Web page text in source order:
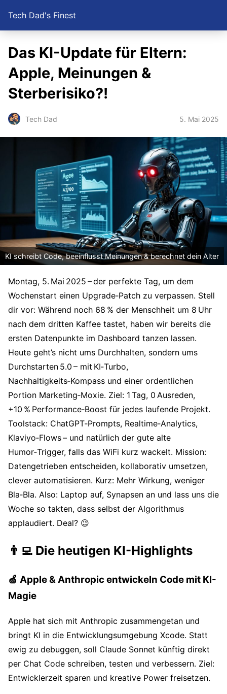
Tech Dad's Finest
Das KI-Update für Eltern:
Apple, Meinungen &
Sterberisiko?!
Tech Dad 5. Mai 2025
KI schreibt Code, beeinflusst Meinungen & berechnet dein Alter
Montag, 5. Mai 2025 – der perfekte Tag, um dem
Wochenstart einen Upgrade‑Patch zu verpassen. Stell
dir vor: Während noch 68 % der Menschheit um 8 Uhr
nach dem dritten Kaffee tastet, haben wir bereits die
ersten Datenpunkte im Dashboard tanzen lassen.
Heute geht’s nicht ums Durchhalten, sondern ums
Durchstarten 5.0 – mit KI‑Turbo,
Nachhaltigkeits‑Kompass und einer ordentlichen
Portion Marketing‑Moxie. Ziel: 1 Tag, 0 Ausreden,
+10 % Performance‑Boost für jedes laufende Projekt.
Toolstack: ChatGPT‑Prompts, Realtime‑Analytics,
Klaviyo‑Flows – und natürlich der gute alte
Humor‑Trigger, falls das WiFi kurz wackelt. Mission:
Datengetrieben entscheiden, kollaborativ umsetzen,
clever automatisieren. Kurz: Mehr Wirkung, weniger
Bla‑Bla. Also: Laptop auf, Synapsen an und lass uns die
Woche so takten, dass selbst der Algorithmus
applaudiert. Deal? 😉
👨‍💻 Die heutigen KI-Highlights
🍏 Apple & Anthropic entwickeln Code mit KI-
Magie
Apple hat sich mit Anthropic zusammengetan und
bringt KI in die Entwicklungsumgebung Xcode. Statt
ewig zu debuggen, soll Claude Sonnet künftig direkt
per Chat Code schreiben, testen und verbessern. Ziel:
Entwicklerzeit sparen und kreative Power freisetzen.